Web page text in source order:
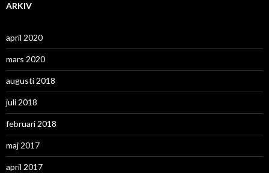
ARKIV
april 2020
mars 2020
augusti 2018
juli 2018
februari 2018
maj 2017
april 2017